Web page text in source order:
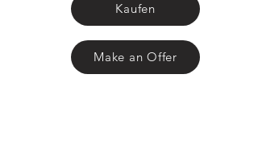
Kaufen
Make an Offer